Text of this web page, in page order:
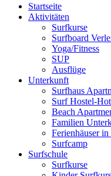
Startseite
Aktivitäten
Surfkurse
Surfboard
Yoga/Fitness
SUP
Ausflüge
Unterkunft
Surfhaus
Surf Hostel-
Beach
Familien
Ferienhäuser
Surfcamp
Surfschule
Surfkurse